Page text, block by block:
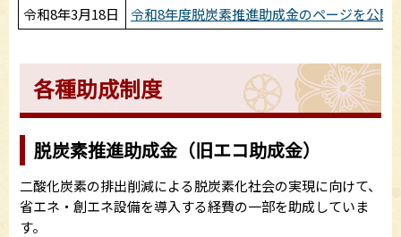
令和8年3月18日
令和8年度脱炭素推進助成金のページを公開
各種助成制度
脱炭素推進助成金（旧エコ助成金）
二酸化炭素の排出削減による脱炭素化社会の実現に向けて、
省エネ・創エネ設備を導入する経費の一部を助成していま
す。